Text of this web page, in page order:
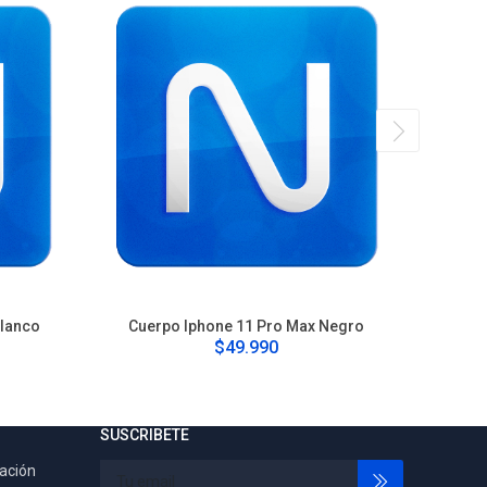
Cuerpo Iphone 11 Pro Max Negro
$49.990
SUSCRIBETE